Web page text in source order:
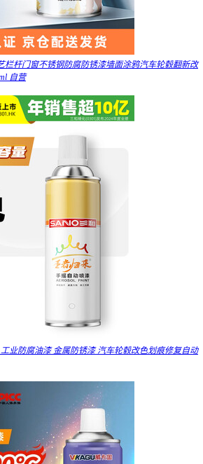
栏杆门窗不锈钢防腐防锈漆墙面涂鸦汽车轮毂翻新改
自营
业防腐油漆 金属防锈漆 汽车轮毂改色划痕修复自动